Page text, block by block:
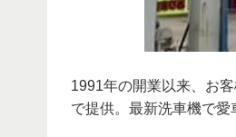
1991年の開業以来、お
で提供。最新洗車機で愛